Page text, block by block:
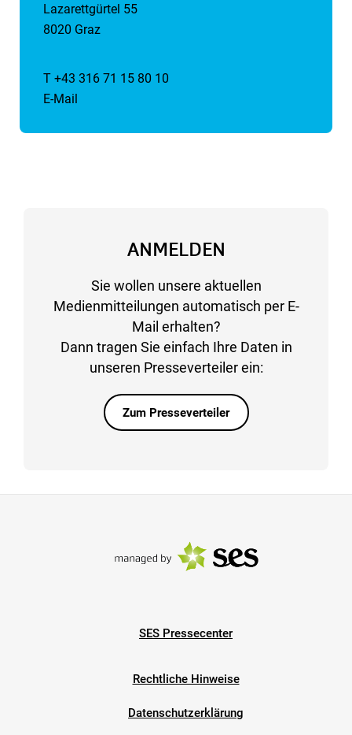
Lazarettgürtel 55
8020 Graz
T +43 316 71 15 80 10
E-Mail
ANMELDEN
Sie wollen unsere aktuellen
Medienmitteilungen automatisch per E-
Mail erhalten?
Dann tragen Sie einfach Ihre Daten in
unseren Presseverteiler ein:
Zum Presseverteiler
SES Pressecenter
Rechtliche Hinweise
Datenschutzerklärung